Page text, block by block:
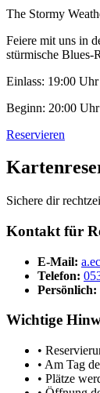
The Stormy
Feiere mit uns in
stürmische Blues-
Einlass: 19:00 Uhr
Beginn: 20:00 Uhr
Reservieren
Sichere dir
Kontakt für
E-Mail:
Telefon:
Persönlich:
Wichtige
•
• Am Tag
• Plätze